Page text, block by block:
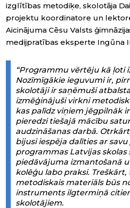
izglītības metodiķe, skolotāja
projektu koordinatore un
Aicinājuma Cēsu Valsts
medijpratības eksperte Ingūna
“Programmu vērtēju kā ļoti
Nozīmīgākie ieguvumi ir,
skolotāji ir saņēmuši
izmēģinājuši virkni
kas palīdz viņiem jēgpilnāk
pieredzi tiešajā mācību
audzināšanas darbā.
bijusi iespēja dalīties ar savu
programmas Latvijas skolas
piedāvājuma izmantošanā
kolēģu labo praksi. Treškārt,
metodiskais materiāls būs
instruments ilgtermiņā
skolotājiem.